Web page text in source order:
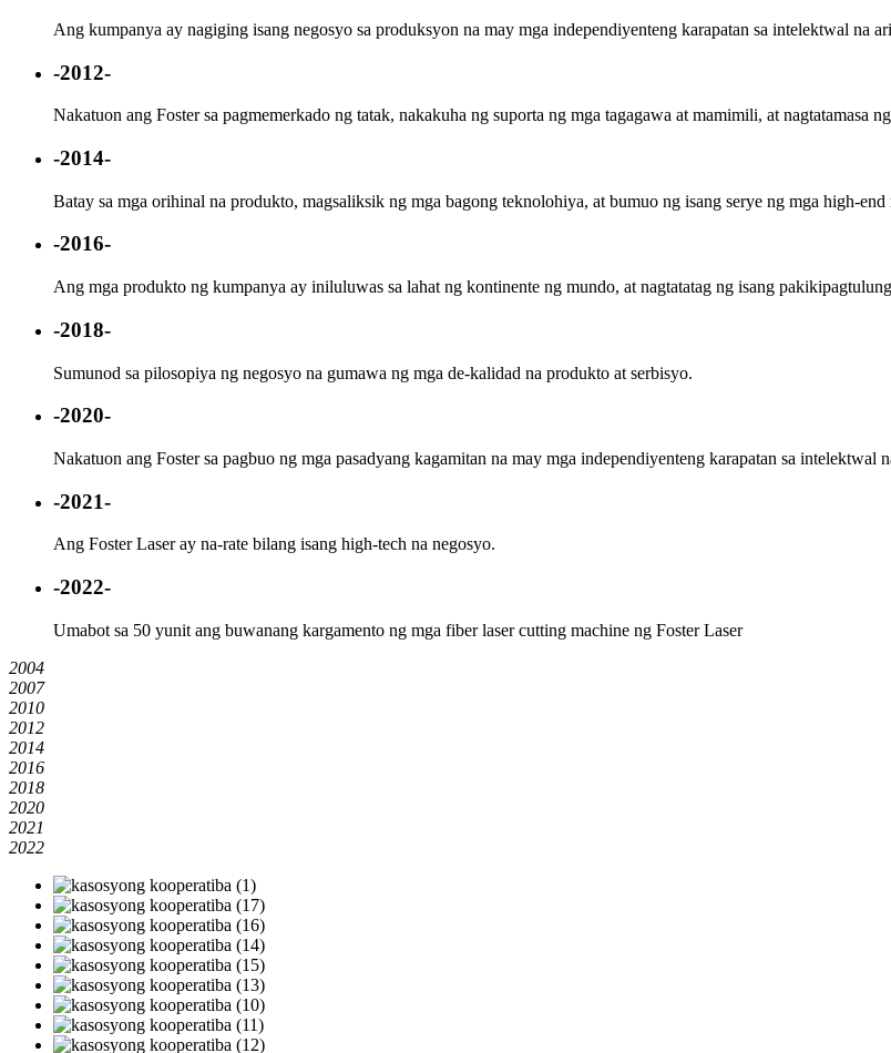
Ang kumpanya ay nagiging isang negosyo sa produksyon na may mga independiyenteng karapatan sa intelektwal na
-2012-
Nakatuon ang Foster sa pagmemerkado ng tatak, nakakuha ng suporta ng mga tagagawa at mamimili, at nagtatamasa
-2014-
Batay sa mga orihinal na produkto, magsaliksik ng mga bagong teknolohiya, at bumuo ng isang serye ng mga high-end
-2016-
Ang mga produkto ng kumpanya ay iniluluwas sa lahat ng kontinente ng mundo, at nagtatatag ng isang
-2018-
Sumunod sa pilosopiya ng negosyo na gumawa ng mga de-kalidad na produkto at serbisyo.
-2020-
Nakatuon ang Foster sa pagbuo ng mga pasadyang kagamitan na may mga independiyenteng karapatan sa
-2021-
Ang Foster Laser ay na-rate bilang isang high-tech na negosyo.
-2022-
Umabot sa 50 yunit ang buwanang kargamento ng mga fiber laser cutting machine ng Foster Laser
2004
2007
2010
2012
2014
2016
2018
2020
2021
2022